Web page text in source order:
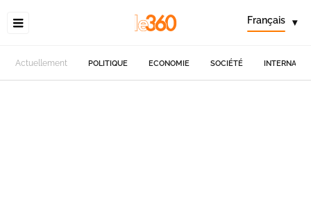
Français ▾
Actuellement POLITIQUE ECONOMIE SOCIÉTÉ